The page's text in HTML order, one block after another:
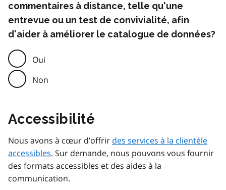
commentaires à distance, telle qu'une
entrevue ou un test de convivialité, afin
d'aider à améliorer le catalogue de données?
Oui
Non
Accessibilité
Nous avons à cœur d’offrir des services à la clientèle
accessibles. Sur demande, nous pouvons vous fournir
des formats accessibles et des aides à la
communication.